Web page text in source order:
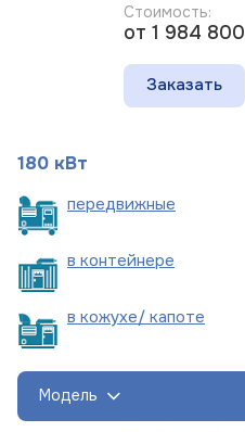
Стоимость:
от 1 984 800
Заказать
180 кВт
передвижные
в контейнере
в кожухе/ капоте
Модель